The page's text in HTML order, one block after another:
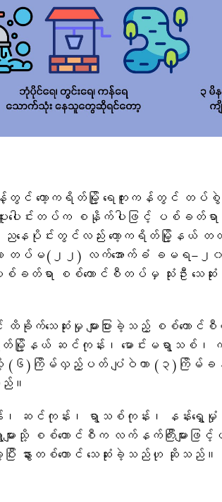
ကော့ကရိတ်မြို့ ရေကူးကန်တွင် တပ်စွဲထာ
းပေါင်းတပ်က စနိုက်ပါဖြင့် ပစ်ခတ်ရ
ညနေပိုင်းတွင်လည်း ကော့ကရိတ်မြို့နယ် တ
ေသော တပ်မ(၂၂) လက်အောက်ခံ ခမရ−၂
စ်ခတ်ရာ စစ်ကောင်စီတပ်မှ သုံးဦး သေဆုံးခဲ့က
ခိုက်သေဆုံးမှု များပြားခဲ့သည့် စစ်ကော
မြို့နယ် ဆင်ကုန်း၊ မောင်းမရွာသစ်
(၆)ကြိမ်လှည့်ပတ် ပျံဝဲကာ (၃)ကြိမ်ခ
။
၊ ဆင်ကုန်း၊ ရွာသစ်ကုန်း၊ နန်းရွှေမှုံ
ားသို့ စစ်ကောင်စီက လက်နက်ကြီးများဖ
း နွားတစ်ကောင် သေဆုံးခဲ့သည်ဟု ဆိုသည်။